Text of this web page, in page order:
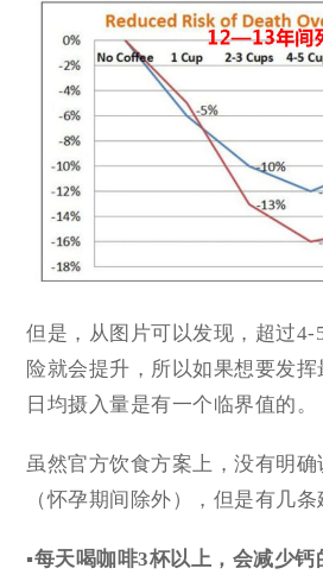
但是，从图片可以发现，超过4-
险就会提升，所以如果想要发
日均摄入量是有一个临界值的。
虽然官方饮食方案上，没有明
（怀孕期间除外），但是有几条
▪每天喝咖啡3杯以上，会减少